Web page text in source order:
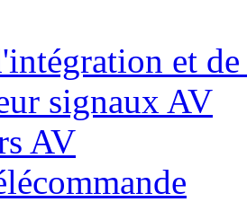
et
signaux AV
AV